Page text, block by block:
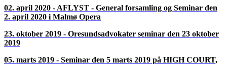
22. oktober 2024 - Bankudfordringer, ny Øresundsaftale,
konkurs og køb
25. april 2024 - Besøg i Malmö Tingsrätt
24. oktober 2023 - Seminar med tema om grænsehindringer –
umyndighed og personret – ADVOKATTILSYN